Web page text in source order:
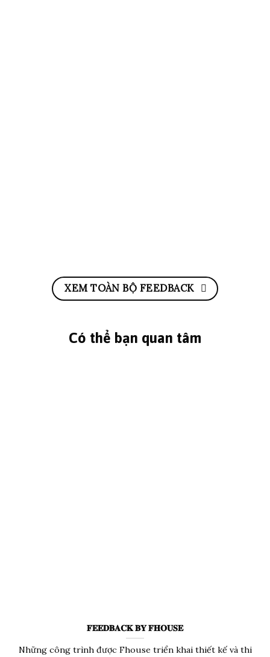
XEM TOÀN BỘ FEEDBACK
Có thể bạn quan tâm
𝐅𝐄𝐄𝐃𝐁𝐀𝐂𝐊 𝐁𝐘 𝐅𝐇𝐎𝐔𝐒𝐄
Những công trình được Fhouse triển khai thiết kế và thi